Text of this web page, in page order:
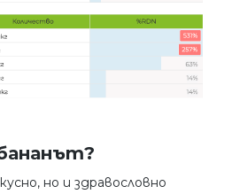
но и здравословно